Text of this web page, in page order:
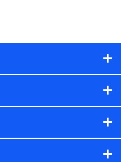
車のメーカーや走行距離
どの情報、ペットの種類
ユーザー登録受付および